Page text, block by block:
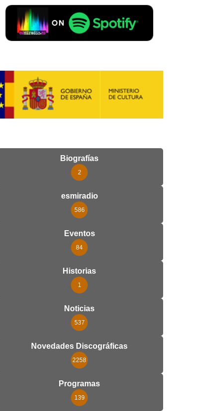
Biografías
2
esmiradio
586
Eventos
84
Historias
1
Noticias
537
Novedades Discográficas
2258
Programas
139